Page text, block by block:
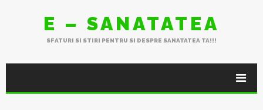
E – SANATATEA
SFATURI SI STIRI PENTRU SI DESPRE SANATATEA TA!!!